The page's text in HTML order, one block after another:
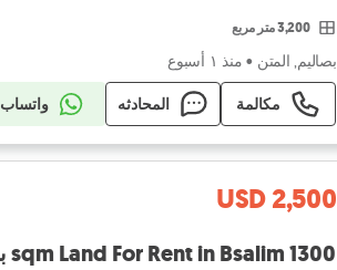
3,200 متر مربع
بصاليم, المتن • منذ ١ أسبوع
مكالمة المحادثه واتساب
USD 2,500
1300 sqm Land For Rent in Bsalim بصاليم with 300 sqm Hangar